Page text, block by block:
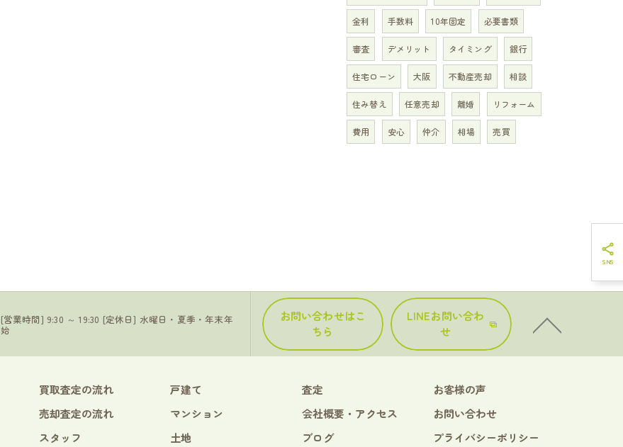
金利 手数料 10年固定 必要書類
審査 デメリット タイミング 銀行
住宅ローン 大阪 不動産売却 相談
住み替え 任意売却 離婚 リフォーム
費用 安心 仲介 相場 売買
[営業時間] 9:30 ～ 19:30 [定休日] 水曜日・夏季・年末年
始
お問い合わせはこ
ちら
LINEお問い合わ
せ
買取査定の流れ
売却査定の流れ
スタッフ
戸建て
マンション
土地
査定
会社概要・アクセス
ブログ
お客様の声
お問い合わせ
プライバシーポリシー